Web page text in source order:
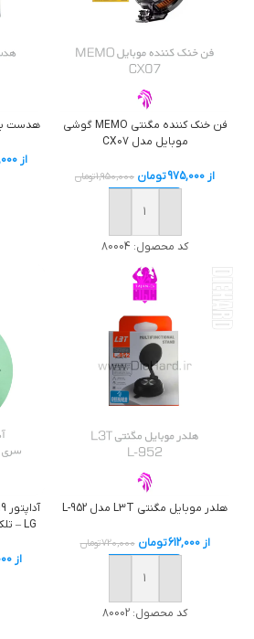
فن خنک کننده مگنتی MEMO گوشی
موبایل مدل CX07
از975,000تومان 1,950,000تومان
خرید
کد محصول: 80004
هدست
از
هلدر موبایل مگنتی L3T مدل L-952
از612,000تومان 720,000تومان
خرید
کد محصول: 80002
LG – تلکام سری ADS038T-U 190200
از